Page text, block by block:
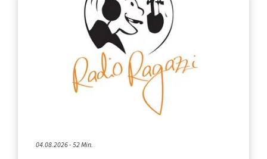
04.08.2026 - 52 Min.